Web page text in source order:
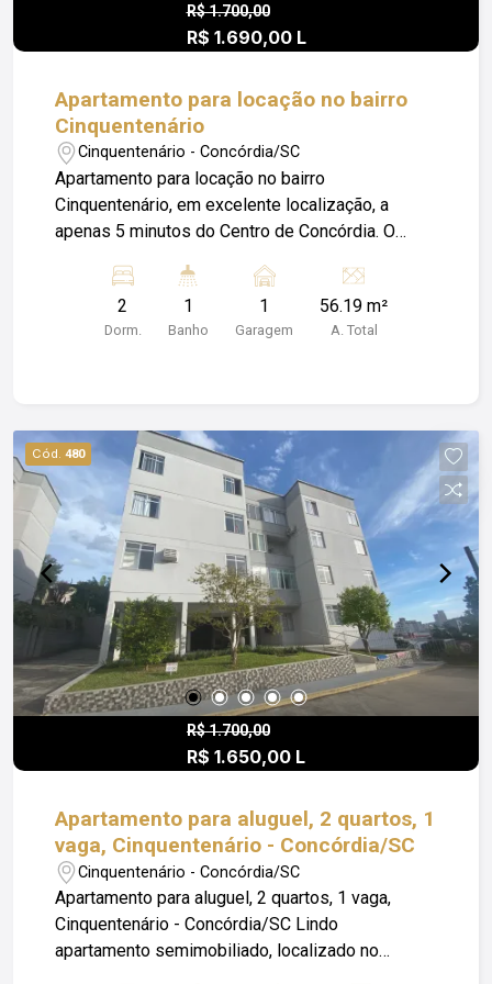
R$ 1.700,00
R$ 1.690,00 L
Apartamento para locação no bairro
Cinquentenário
Cinquentenário - Concórdia/SC
Apartamento para locação no bairro
Cinquentenário, em excelente localização, a
apenas 5 minutos do Centro de Concórdia. O
distribuídos, cozinha planejada, além de 1 vaga
de garagem, trazendo praticidade e conforto para
o dia a dia. Ideal para quem busca morar em uma
locação aquecido em Concórdia, imóveis bem
localizados e completos como este costumam
ter ótima procura. Obs: Além do valor de aluguel o
locatário fica responsável pelo pagamento de
Condomínio; Luz; IPTU e Seguro Incêndio.
2
Dorm.
1
Banho
1
Garagem
56.19 m²
A. Total
Cód. 480
R$ 1.700,00
R$ 1.650,00 L
Apartamento para aluguel, 2 quartos, 1
vaga, Cinquentenário - Concórdia/SC
Cinquentenário - Concórdia/SC
Apartamento para aluguel, 2 quartos, 1 vaga,
Cinquentenário - Concórdia/SC Lindo
apartamento semimobiliado, localizado no